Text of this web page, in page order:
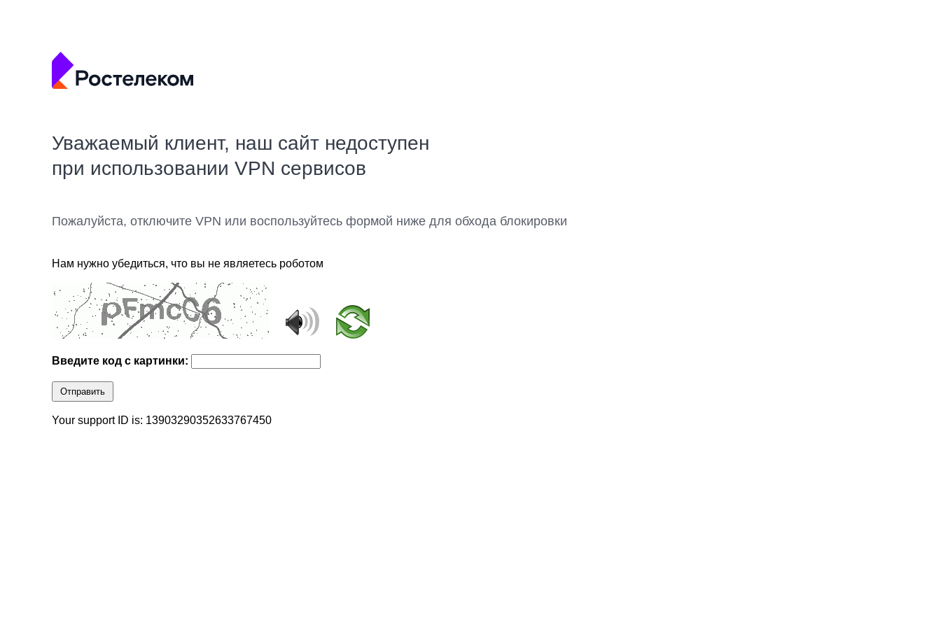
Уважаемый клиент, наш сайт недоступен
при использовании VPN сервисов
Пожалуйста, отключите VPN или воспользуйтесь формой ниже для обхода блокировки
Нам нужно убедиться, что вы не являетесь роботом
Введите код с картинки:
Отправить
Your support ID is: 13903290352633767450